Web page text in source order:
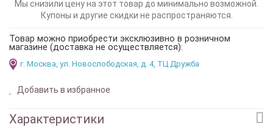
Мы снизили цену на этот товар до минимально возможной.
Купоны и другие скидки не распространяются.
Товар можно приобрести эксклюзивно в розничном
магазине (доставка не осуществляется):
г. Москва, ул. Новослободская, д. 4, ТЦ Дружба
Добавить в избранное
Характеристики